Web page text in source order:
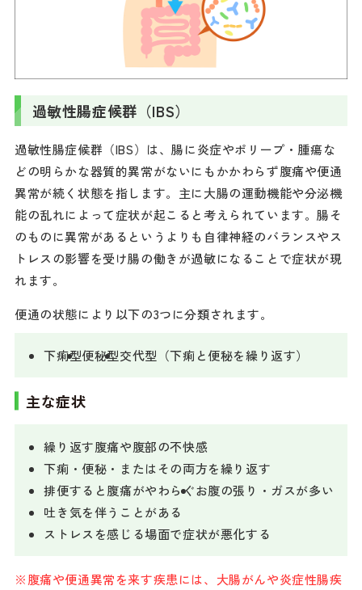
過敏性腸症候群（IBS）
過敏性腸症候群（IBS）は、腸に炎症やポリープ・腫瘍な
どの明らかな器質的異常がないにもかかわらず腹痛や便通
異常が続く状態を指します。主に大腸の運動機能や分泌機
能の乱れによって症状が起こると考えられています。腸そ
のものに異常があるというよりも自律神経のバランスやス
トレスの影響を受け腸の働きが過敏になることで症状が現
れます。
便通の状態により以下の3つに分類されます。
下痢型便秘型交代型（下痢と便秘を繰り返す）
主な症状
繰り返す腹痛や腹部の不快感
下痢・便秘・またはその両方を繰り返す
排便すると腹痛がやわらぐお腹の張り・ガスが多い
吐き気を伴うことがある
ストレスを感じる場面で症状が悪化する
※腹痛や便通異常を来す疾患には、大腸がんや炎症性腸疾